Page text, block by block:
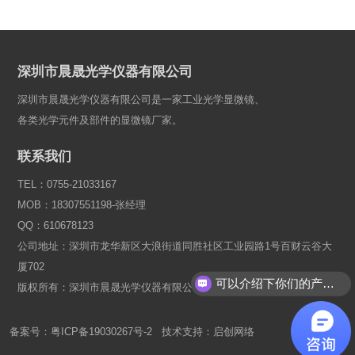
深圳市晨晟光学仪器有限公司
深圳市晨晟光学仪器有限公司是一家工业光学显微镜、
各类光学元件及部件的显微镜厂家。
联系我们
TEL：0755-21033167
MOB：18307551198-张经理
QQ：610678123
公司地址：深圳市龙华新区大浪街道同胜社区工业园路1号百财云谷大
厦702
版权所有：深圳市晨晟光学仪器有限公司
备案号： 粤ICP备19030267号-2 技术支持： 启创网络
可以介绍下你们的产品么？